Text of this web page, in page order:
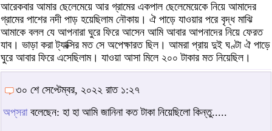
আরেকবার আমার ছেলেমেয়ে আর গ্রামের একপাল ছেলেমেয়েকে নিয়ে আমাদের
গ্রামের পাশের নদী পাড় হয়েছিলাম নৌকায়। ঐ পাড়ে যাওয়ার পরে বৃদ্ধ মাঝি
আমাকে বলল যে আপনারা ঘুরে ফিরে আসেন আমি আবার আপনাদের নিয়ে ফেরত
যাব। ভাড়া করা ট্যাক্সির মত সে অপেক্ষারত ছিল। আমরা প্রায় দুই ঘণ্টা ঐ পাড়ে
ঘুরে আবার ফিরে এসেছিলাম। যাওয়া আসা মিলে ২০০ টাকার মত নিয়েছিল।
৩০ শে সেপ্টেম্বর, ২০২২ রাত ১:২৭
অপ্‌সরাবলেছেন: হা হা আমি জানিনা কত টাকা নিয়েছিলো কিন্তু.....